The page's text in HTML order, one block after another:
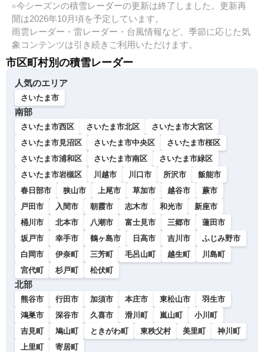
※今シーズンの積雪レーダーの更新は終了しました。更新再
開は2026年10月頃を予定しています。
雨雲レーダー・雷レーダー・台風情報など、季節に応じた気
象コンテンツは引き続きご利用いただけます。
市区町村別の積雪レーダー
人気のエリア
さいたま市
南部
さいたま市西区 さいたま市北区
さいたま市大宮区
さいたま市見沼区
さいたま市中央区
さいたま市桜区
さいたま市浦和区
さいたま市南区
さいたま市緑区
さいたま市岩槻区
川越市 川口市 所沢市
飯能市
春日部市
狭山市 上尾市 草加市 越谷市
蕨市
戸田市
入間市 朝霞市 志木市 和光市
新座市
桶川市
北本市 八潮市 富士見市 三郷市
蓮田市
坂戸市
幸手市 鶴ヶ島市 日高市 吉川市
ふじみ野市
白岡市
伊奈町 三芳町 毛呂山町 越生町
川島町
宮代町
杉戸町 松伏町
北部
熊谷市 行田市 加須市 本庄市 東松山市
羽生市
鴻巣市
深谷市 久喜市 滑川町 嵐山町
小川町
吉見町
鳩山町 ときがわ町 東秩父村 美里町
神川町
上里町
寄居町